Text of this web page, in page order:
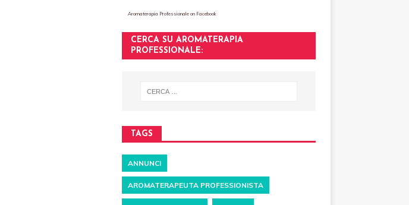
Aromaterapia Professionaleon Facebook
CERCA SU AROMATERAPIA
PROFESSIONALE:
TAGS
ANNUNCI
AROMATERAPEUTA PROFESSIONISTA